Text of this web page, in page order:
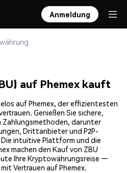
Anmeldung
auf Phemex kauft
auf Phemex, der effizientesten
Genießen Sie sichere,
darunter
Drittanbieter und P2P-
intuitive Plattform und die
machen den Kauf von ZBU
Ihre Kryptowährungsreise —
Vertrauen auf Phemex.